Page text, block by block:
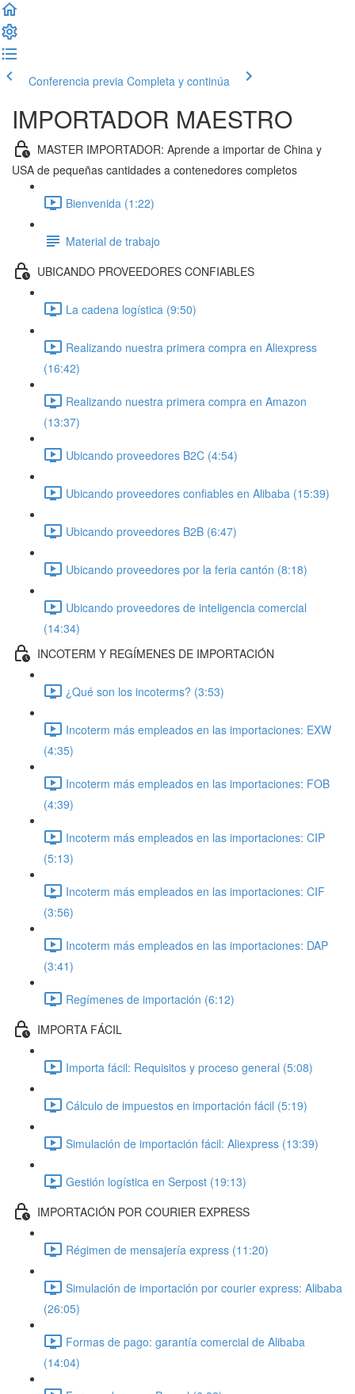
Conferencia previa Completa y continúa
IMPORTADOR MAESTRO
MASTER IMPORTADOR: Aprende a importar de China y
USA de pequeñas cantidades a contenedores completos
Bienvenida (1:22)
Material de trabajo
UBICANDO PROVEEDORES CONFIABLES
La cadena logística (9:50)
Realizando nuestra primera compra en Aliexpress
(16:42)
Realizando nuestra primera compra en Amazon
(13:37)
Ubicando proveedores B2C (4:54)
Ubicando proveedores confiables en Alibaba (15:39)
Ubicando proveedores B2B (6:47)
Ubicando proveedores por la feria cantón (8:18)
Ubicando proveedores de inteligencia comercial
(14:34)
INCOTERM Y REGÍMENES DE IMPORTACIÓN
¿Qué son los incoterms? (3:53)
Incoterm más empleados en las importaciones: EXW
(4:35)
Incoterm más empleados en las importaciones: FOB
(4:39)
Incoterm más empleados en las importaciones: CIP
(5:13)
Incoterm más empleados en las importaciones: CIF
(3:56)
Incoterm más empleados en las importaciones: DAP
(3:41)
Regímenes de importación (6:12)
IMPORTA FÁCIL
Importa fácil: Requisitos y proceso general (5:08)
Cálculo de impuestos en importación fácil (5:19)
Simulación de importación fácil: Aliexpress (13:39)
Gestión logística en Serpost (19:13)
IMPORTACIÓN POR COURIER EXPRESS
Régimen de mensajería express (11:20)
Simulación de importación por courier express: Alibaba
(26:05)
Formas de pago: garantía comercial de Alibaba
(14:04)